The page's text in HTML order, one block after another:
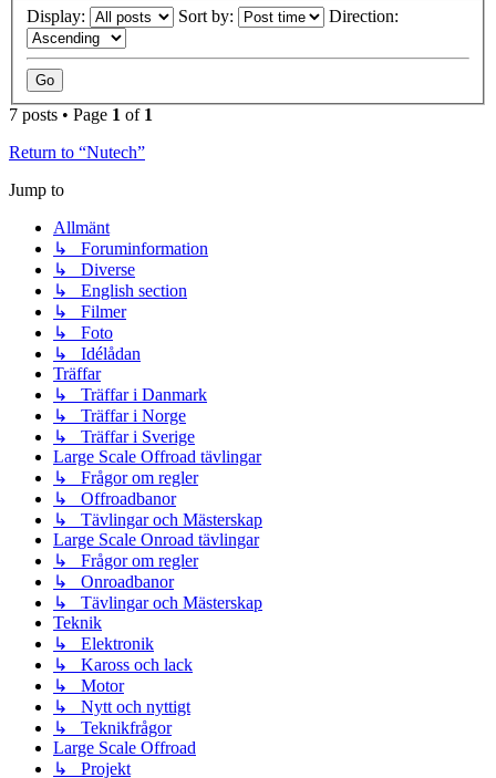
Display: Sort by: Direction:
7 posts • Page 1 of 1
Return to “Nutech”
Jump to
Allmänt
↳ Foruminformation
↳ Diverse
↳ English section
↳ Filmer
↳ Foto
↳ Idélådan
Träffar
↳ Träffar i Danmark
↳ Träffar i Norge
↳ Träffar i Sverige
Large Scale Offroad tävlingar
↳ Frågor om regler
↳ Offroadbanor
↳ Tävlingar och Mästerskap
Large Scale Onroad tävlingar
↳ Frågor om regler
↳ Onroadbanor
↳ Tävlingar och Mästerskap
Teknik
↳ Elektronik
↳ Kaross och lack
↳ Motor
↳ Nytt och nyttigt
↳ Teknikfrågor
Large Scale Offroad
↳ Projekt